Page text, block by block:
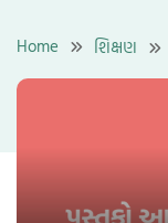
Home શિક્ષણ